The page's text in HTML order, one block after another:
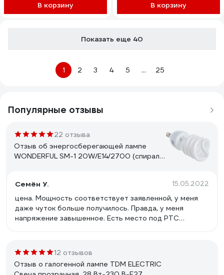
В корзину В корзину
Показать еще 40
1 2 3 4 5 ... 25
Популярные отзывы
22 отзыва
Отзыв об энергосберегающей лампе
WONDERFUL SM-1 20W/E14/2700 (спираль)
Семён У.
15.05.2022
цена. Мощность соответствует заявленной, у меня
даже чуток больше получилось. Правда, у меня
напряжение завышенное. Есть место под РТС
12 отзывов
Отзыв о галогенной лампе TDM ELECTRIC